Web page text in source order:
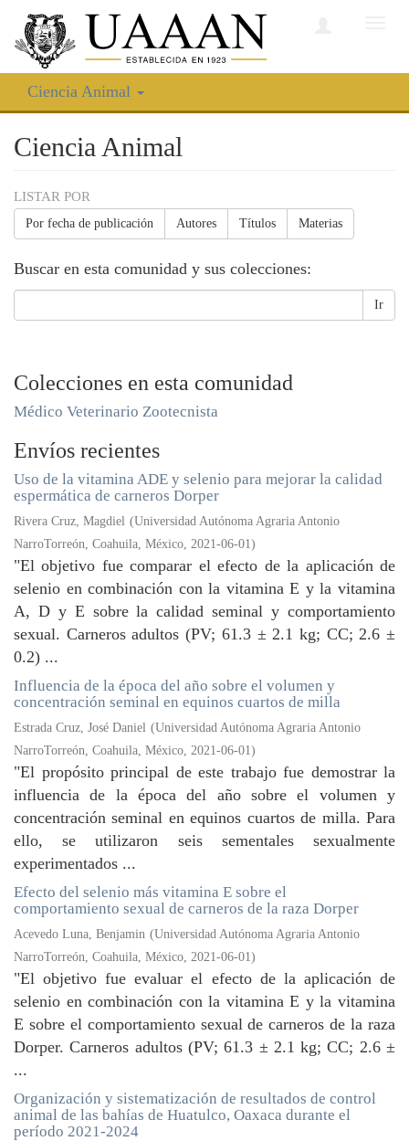
Ciencia Animal
Ciencia Animal
LISTAR POR
Por fecha de publicación Autores Títulos Materias
Buscar en esta comunidad y sus colecciones:
Ir
Colecciones en esta comunidad
Médico Veterinario Zootecnista
Envíos recientes
Uso de la vitamina ADE y selenio para mejorar la calidad
espermática de carneros Dorper
Rivera Cruz, Magdiel (Universidad Autónoma Agraria Antonio
NarroTorreón, Coahuila, México, 2021-06-01)
"El objetivo fue comparar el efecto de la aplicación de
selenio en combinación con la vitamina E y la vitamina
A, D y E sobre la calidad seminal y comportamiento
sexual. Carneros adultos (PV; 61.3 ± 2.1 kg; CC; 2.6 ±
0.2) ...
Influencia de la época del año sobre el volumen y
concentración seminal en equinos cuartos de milla
Estrada Cruz, José Daniel (Universidad Autónoma Agraria Antonio
NarroTorreón, Coahuila, México, 2021-06-01)
"El propósito principal de este trabajo fue demostrar la
influencia de la época del año sobre el volumen y
concentración seminal en equinos cuartos de milla. Para
ello, se utilizaron seis sementales sexualmente
experimentados ...
Efecto del selenio más vitamina E sobre el
comportamiento sexual de carneros de la raza Dorper
Acevedo Luna, Benjamin (Universidad Autónoma Agraria Antonio
NarroTorreón, Coahuila, México, 2021-06-01)
"El objetivo fue evaluar el efecto de la aplicación de
selenio en combinación con la vitamina E y la vitamina
E sobre el comportamiento sexual de carneros de la raza
Dorper. Carneros adultos (PV; 61.3 ± 2.1 kg; CC; 2.6 ±
...
Organización y sistematización de resultados de control
animal de las bahías de Huatulco, Oaxaca durante el
período 2021-2024